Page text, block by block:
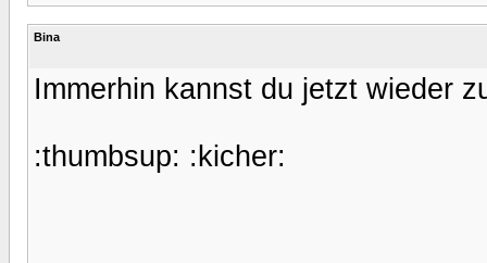
Bina
Immerhin kannst du jetzt wieder
:thumbsup: :kicher: